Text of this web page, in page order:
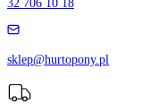
32 706 10 18
sklep@hurtopony.pl